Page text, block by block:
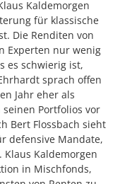
Kaldemorgen
für klassische
Die Renditen von
Experten nur wenig
es schwierig ist,
sprach offen
Jahr eher als
Portfolios vor
Bert Flossbach sieht
defensive Mandate,
Kaldemorgen
in Mischfonds,